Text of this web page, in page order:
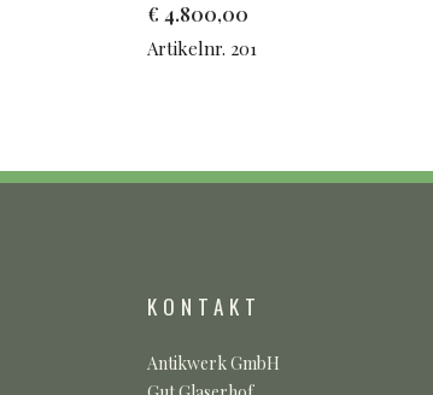
€ 4.800,00
Artikelnr. 201
KONTAKT
Antikwerk GmbH